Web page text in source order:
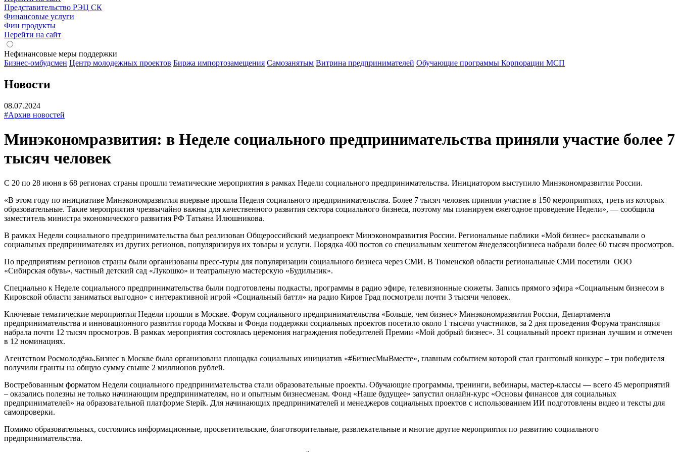
Представительство РЭЦ СК
Финансовые услуги
Фин продукты
Перейти на сайт
Нефинансовые меры поддержки
Бизнес-омбудсмен Центр молодежных проектов Биржа импортозамещения Cамозанятым Витрина предпринимателей Обучающие программы Корпорации МСП
Новости
08.07.2024
#Архив новостей
Минэкономразвития: в Неделе социального предпринимательства приняли участие более 7
тысяч человек
С 20 по 28 июня в 68 регионах страны прошли тематические мероприятия в рамках Недели социального предпринимательства. Инициатором выступило Минэкономразвития России.
«В этом году по инициативе Минэкономразвития впервые прошла Неделя социального предпринимательства. Более 7 тысяч человек приняли участие в 150 мероприятиях, треть из которых
образовательные. Такие мероприятия чрезвычайно важны для качественного развития сектора социального бизнеса, поэтому мы планируем ежегодное проведение Недели», — сообщила
заместитель министра экономического развития РФ Татьяна Илюшникова.
В рамках Недели социального предпринимательства был реализован Общероссийский медиапроект Минэкономразвития России. Региональные паблики «Мой бизнес» рассказывали о
социальных предпринимателях из других регионов, популяризируя их товары и услуги. Порядка 400 постов со специальным хештегом #неделясоцбизнеса набрали более 60 тысяч просмотров.
По предприятиям регионов страны были организованы пресс-туры для популяризации социального бизнеса через СМИ. В Тюменской области региональные СМИ посетили ООО
«Сибирская обувь», частный детский сад «Лукошко» и театральную мастерскую «Будильник».
Специально к Неделе социального предпринимательства были подготовлены подкасты, программы в радио эфире, телевизионные сюжеты. Запись прямого эфира «Социальным бизнесом в
Кировской области заниматься выгодно» с интерактивной игрой «Социальный баттл» на радио Киров Град посмотрели почти 3 тысячи человек.
Ключевые тематические мероприятия Недели прошли в Москве. Форум социального предпринимательства «Больше, чем бизнес» Минэкономразвития России, Департамента
предпринимательства и инновационного развития города Москвы и Фонда поддержки социальных проектов посетило около 1 тысячи участников, за 2 дня проведения Форума трансляция
набрала почти 12 тысяч просмотров. В рамках мероприятия состоялась церемония награждения победителей Премии «Мой добрый бизнес». 31 социальный проект признан лучшим и отмечен
в 12 номинациях.
Агентством Росмолодёжь.Бизнес в Москве была организована площадка социальных инициатив «#БизнесМыВместе», главным событием которой стал грантовый конкурс – три победителя
получили гранты на общую сумму свыше 2 миллионов рублей.
Востребованным форматом Недели социального предпринимательства стали образовательные проекты. Обучающие программы, тренинги, вебинары, мастер-классы — всего 45 мероприятий
– оказались полезны не только начинающим предпринимателям, но и опытным бизнесменам. Фонд «Наше будущее» запустил онлайн-курс «Основы финансов для социальных
предпринимателей» на образовательной платформе Stepik. Для начинающих предпринимателей и менеджеров социальных проектов с использованием ИИ подготовлены видео и тексты для
самопроверки.
Помимо образовательных, состоялись информационные, просветительские, благотворительные, развлекательные и многие другие мероприятия по развитию социального
предпринимательства.